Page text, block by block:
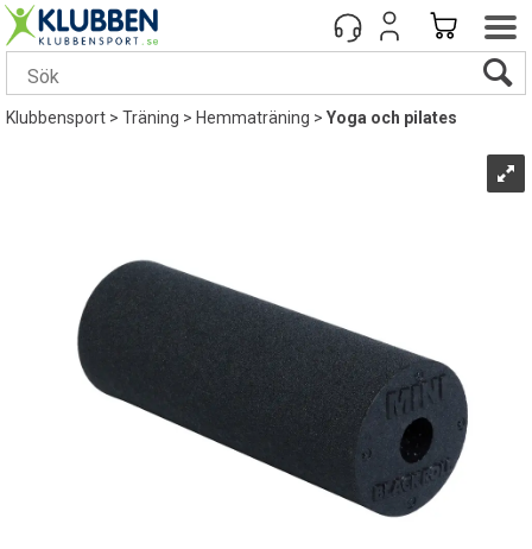
Klubbensport>Träning>Hemmaträning>Yoga och pilates